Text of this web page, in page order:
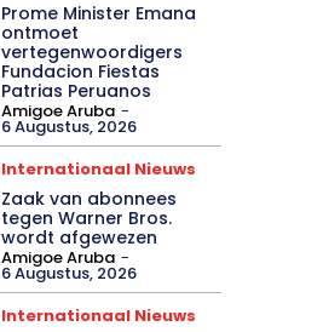
Prome Minister Emana
ontmoet
vertegenwoordigers
Fundacion Fiestas
Patrias Peruanos
Amigoe Aruba -
6 Augustus, 2026
Internationaal Nieuws
Zaak van abonnees
tegen Warner Bros.
wordt afgewezen
Amigoe Aruba -
6 Augustus, 2026
Internationaal Nieuws